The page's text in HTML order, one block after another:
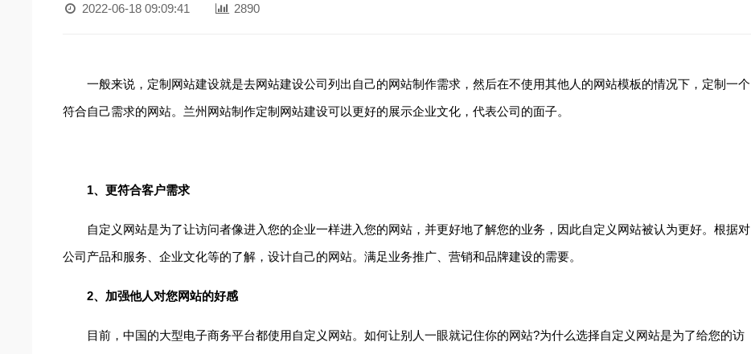
2022-06-18 09:09:41 2890
一般来说，定制网站建设就是去网站建设公司列出自己的网站制作需求，然后在不使用其他人的网站模板的情况下，定制一个
符合自己需求的网站。兰州网站制作定制网站建设可以更好的展示企业文化，代表公司的面子。
1、更符合客户需求
自定义网站是为了让访问者像进入您的企业一样进入您的网站，并更好地了解您的业务，因此自定义网站被认为更好。根据对
公司产品和服务、企业文化等的了解，设计自己的网站。满足业务推广、营销和品牌建设的需要。
2、加强他人对您网站的好感
目前，中国的大型电子商务平台都使用自定义网站。如何让别人一眼就记住你的网站?为什么选择自定义网站是为了给您的访